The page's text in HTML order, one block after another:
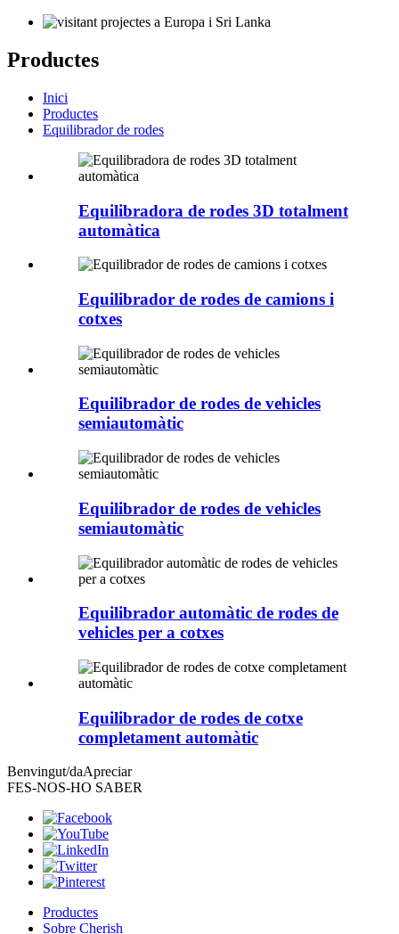
Productes
Inici
Productes
Equilibrador de rodes
Equilibradora de rodes 3D totalment
automàtica
Equilibrador de rodes de camions i
cotxes
Equilibrador de rodes de vehicles
semiautomàtic
Equilibrador de rodes de vehicles
semiautomàtic
Equilibrador automàtic de rodes de
vehicles per a cotxes
Equilibrador de rodes de cotxe
completament automàtic
Benvingut/daApreciar
FES-NOS-HO SABER
Productes
Sobre Cherish